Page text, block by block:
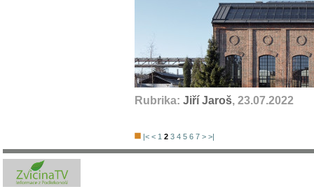
Rubrika: Jiří Jaroš, 23.07.2022
|< < 1 2 3 4 5 6 7 > >|